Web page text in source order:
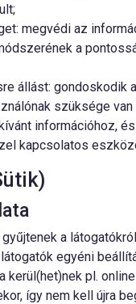
megvédi az
a
állást: gondoskodik
szüksége van
információhoz,
kapcsolatos
a
egyéni
kerül(het)nek pl.
így nem kell újra